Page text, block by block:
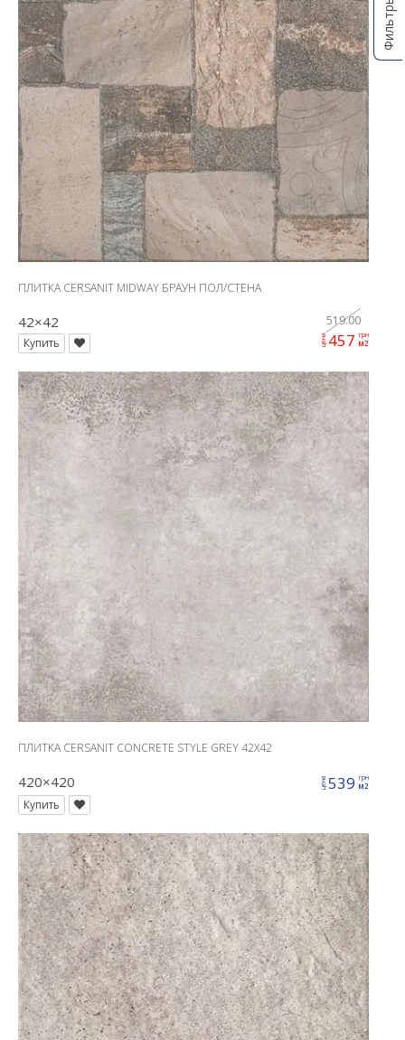
Фильтры
ПЛИТКА CERSANIT MIDWAY БРАУН ПОЛ/СТЕНА
42×42
519.00
Купить
цена 457 грн
м2
ПЛИТКА CERSANIT CONCRETE STYLE GREY 42X42
420×420 цена 539 грн
м2
Купить